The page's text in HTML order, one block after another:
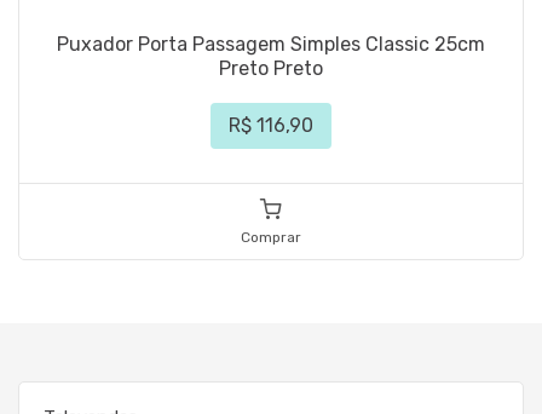
Puxador Porta Passagem Simples Classic 25cm
Preto Preto
R$ 116,90
Comprar